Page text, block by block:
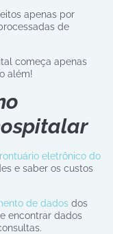
apenas por
de
começa apenas
além!
eletrônico do
e saber os custos
de dados dos
encontrar dados